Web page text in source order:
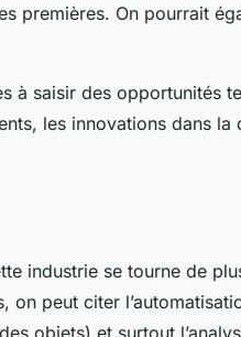
premières. On pourrait
à saisir des opportunités
les innovations dans la
industrie se tourne de
on peut citer
objets) et surtout